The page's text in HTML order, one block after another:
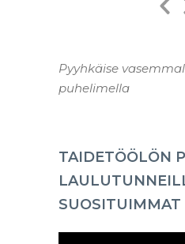
Pyyhkäise
puhelimella
TAIDETÖÖLÖN